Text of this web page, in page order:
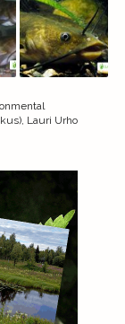
Lauri Urho